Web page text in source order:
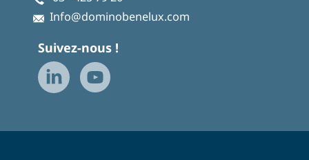
Info@dominobenelux.com
Suivez-nous !